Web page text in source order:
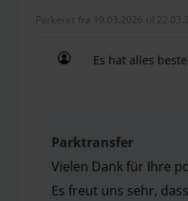
Parkeret fra 19.03.2026 til
Es hat alles
Parktransfer
Vielen Dank für Ihre
Es freut uns sehr,